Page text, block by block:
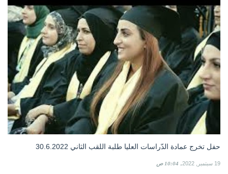
حفل تخرج عمادة الدّراسات العليا طلبة اللقب الثاني 30.6.2022
19 سبتمبر, 2022 10:04 ص